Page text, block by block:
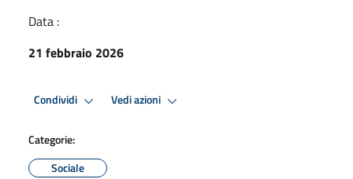
Data :
21 febbraio 2026
Condividi Vedi azioni
Categorie:
Sociale